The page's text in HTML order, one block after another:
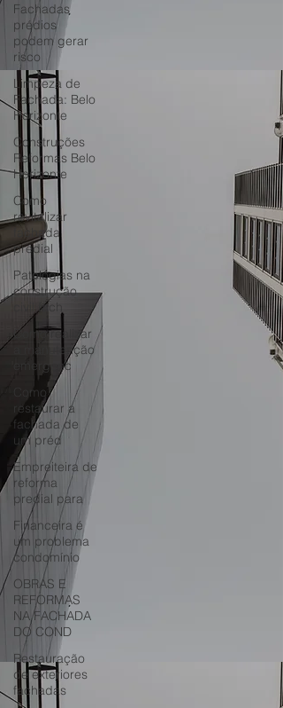
Fachadas
prédios
podem gerar
risco
Limpeza de
Fachada: Belo
Horizonte
Construções
Reformas Belo
Horizonte
Como
revitalizar
fachada
predial
Patologias na
construção
civil fach
Como realizar
a manutenção
emergenc
Como
restaurar a
fachada de
um préd
Empreiteira de
reforma
predial para
Financeira é
um problema
condomínio
OBRAS E
REFORMAS
NA FACHADA
DO COND
Restauração
de exteriores
fachadas